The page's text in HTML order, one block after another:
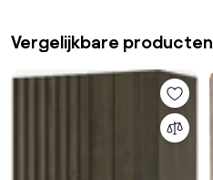
Vergelijkbare producten